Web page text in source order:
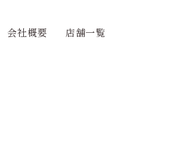
会社概要 店舗一覧